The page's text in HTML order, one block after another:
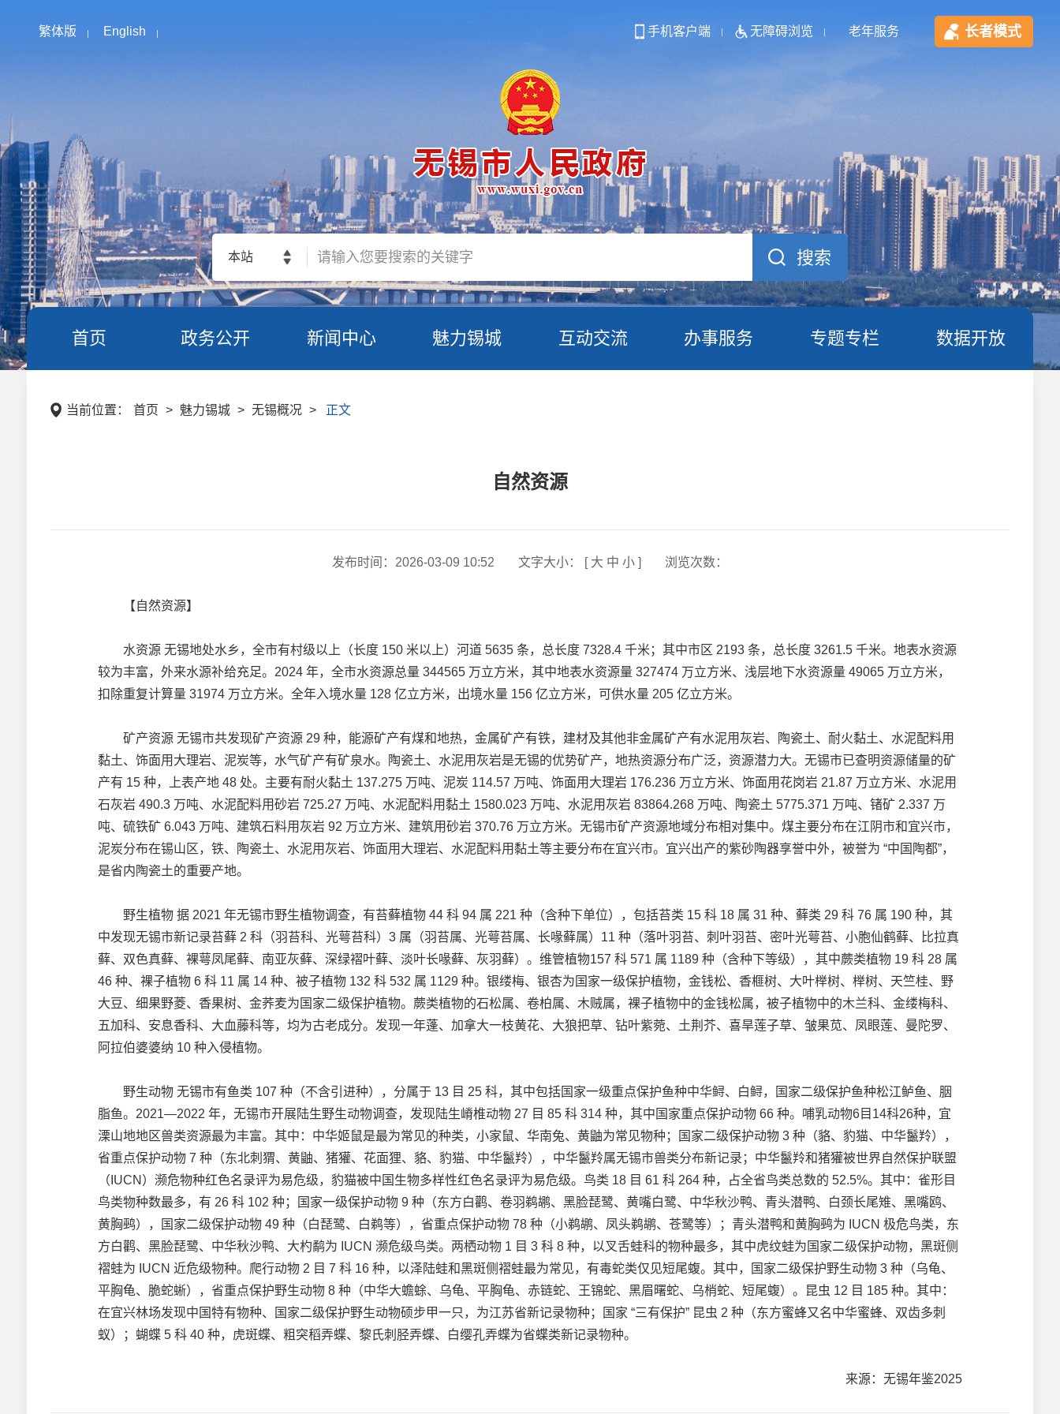
繁体版 English 手机客户端 无障碍浏览 老年服务 长者模式
本站
首页 政务公开 新闻中心 魅力锡城 互动交流 办事服务 专题专栏 数据开放
当前位置： 首页 > 魅力锡城 > 无锡概况 > 正文
自然资源
发布时间： 2026-03-09 10:52 文字大小： [ 大 中 小] 浏览次数：
【自然资源】
水资源 无锡地处水乡，全市有村级以上（长度 150 米以上）河道 5635 条，总长度 7328.4 千米；其中市区 2193 条，总长度 3261.5 千米。地表水资源
较为丰富，外来水源补给充足。2024 年，全市水资源总量 344565 万立方米，其中地表水资源量 327474 万立方米、浅层地下水资源量 49065 万立方米，
扣除重复计算量 31974 万立方米。全年入境水量 128 亿立方米，出境水量 156 亿立方米，可供水量 205 亿立方米。
矿产资源 无锡市共发现矿产资源 29 种，能源矿产有煤和地热，金属矿产有铁，建材及其他非金属矿产有水泥用灰岩、陶瓷土、耐火黏土、水泥配料用
黏土、饰面用大理岩、泥炭等，水气矿产有矿泉水。陶瓷土、水泥用灰岩是无锡的优势矿产，地热资源分布广泛，资源潜力大。无锡市已查明资源储量的矿
产有 15 种，上表产地 48 处。主要有耐火黏土 137.275 万吨、泥炭 114.57 万吨、饰面用大理岩 176.236 万立方米、饰面用花岗岩 21.87 万立方米、水泥用
石灰岩 490.3 万吨、水泥配料用砂岩 725.27 万吨、水泥配料用黏土 1580.023 万吨、水泥用灰岩 83864.268 万吨、陶瓷土 5775.371 万吨、锗矿 2.337 万
吨、硫铁矿 6.043 万吨、建筑石料用灰岩 92 万立方米、建筑用砂岩 370.76 万立方米。无锡市矿产资源地域分布相对集中。煤主要分布在江阴市和宜兴市，
泥炭分布在锡山区，铁、陶瓷土、水泥用灰岩、饰面用大理岩、水泥配料用黏土等主要分布在宜兴市。宜兴出产的紫砂陶器享誉中外，被誉为 “中国陶都”，
是省内陶瓷土的重要产地。
野生植物 据 2021 年无锡市野生植物调查，有苔藓植物 44 科 94 属 221 种（含种下单位），包括苔类 15 科 18 属 31 种、藓类 29 科 76 属 190 种，其
中发现无锡市新记录苔藓 2 科（羽苔科、光萼苔科）3 属（羽苔属、光萼苔属、长喙藓属）11 种（落叶羽苔、刺叶羽苔、密叶光萼苔、小胞仙鹤藓、比拉真
藓、双色真藓、裸萼凤尾藓、南亚灰藓、深绿褶叶藓、淡叶长喙藓、灰羽藓）。维管植物157 科 571 属 1189 种（含种下等级），其中蕨类植物 19 科 28 属
46 种、裸子植物 6 科 11 属 14 种、被子植物 132 科 532 属 1129 种。银缕梅、银杏为国家一级保护植物，金钱松、香榧树、大叶榉树、榉树、天竺桂、野
大豆、细果野菱、香果树、金荞麦为国家二级保护植物。蕨类植物的石松属、卷柏属、木贼属，裸子植物中的金钱松属，被子植物中的木兰科、金缕梅科、
五加科、安息香科、大血藤科等，均为古老成分。发现一年蓬、加拿大一枝黄花、大狼把草、钻叶紫菀、土荆芥、喜旱莲子草、皱果苋、凤眼莲、曼陀罗、
阿拉伯婆婆纳 10 种入侵植物。
野生动物 无锡市有鱼类 107 种（不含引进种），分属于 13 目 25 科，其中包括国家一级重点保护鱼种中华鲟、白鲟，国家二级保护鱼种松江鲈鱼、胭
脂鱼。2021—2022 年，无锡市开展陆生野生动物调查，发现陆生嵴椎动物 27 目 85 科 314 种，其中国家重点保护动物 66 种。哺乳动物6目14科26种，宜
溧山地地区兽类资源最为丰富。其中：中华姬鼠是最为常见的种类，小家鼠、华南兔、黄鼬为常见物种；国家二级保护动物 3 种（貉、豹猫、中华鬣羚），
省重点保护动物 7 种（东北刺猬、黄鼬、猪獾、花面狸、貉、豹猫、中华鬣羚），中华鬣羚属无锡市兽类分布新记录；中华鬣羚和猪獾被世界自然保护联盟
（IUCN）濒危物种红色名录评为易危级，豹猫被中国生物多样性红色名录评为易危级。鸟类 18 目 61 科 264 种，占全省鸟类总数的 52.5%。其中：雀形目
鸟类物种数最多，有 26 科 102 种；国家一级保护动物 9 种（东方白鹳、卷羽鹈鹕、黑脸琵鹭、黄嘴白鹭、中华秋沙鸭、青头潜鸭、白颈长尾雉、黑嘴鸥、
黄胸鹀），国家二级保护动物 49 种（白琵鹭、白鹈等），省重点保护动物 78 种（小鹈鹕、凤头鹈鹕、苍鹭等）；青头潜鸭和黄胸鹀为 IUCN 极危鸟类，东
方白鹳、黑脸琵鹭、中华秋沙鸭、大杓鹬为 IUCN 濒危级鸟类。两栖动物 1 目 3 科 8 种，以叉舌蛙科的物种最多，其中虎纹蛙为国家二级保护动物，黑斑侧
褶蛙为 IUCN 近危级物种。爬行动物 2 目 7 科 16 种，以泽陆蛙和黑斑侧褶蛙最为常见，有毒蛇类仅见短尾蝮。其中，国家二级保护野生动物 3 种（乌龟、
平胸龟、脆蛇蜥），省重点保护野生动物 8 种（中华大蟾蜍、乌龟、平胸龟、赤链蛇、王锦蛇、黑眉曙蛇、乌梢蛇、短尾蝮）。昆虫 12 目 185 种。其中：
在宜兴林场发现中国特有物种、国家二级保护野生动物硕步甲一只，为江苏省新记录物种；国家 “三有保护” 昆虫 2 种（东方蜜蜂又名中华蜜蜂、双齿多刺
蚁）；蝴蝶 5 科 40 种，虎斑蝶、粗突稻弄蝶、黎氏刺胫弄蝶、白缨孔弄蝶为省蝶类新记录物种。
来源：无锡年鉴2025